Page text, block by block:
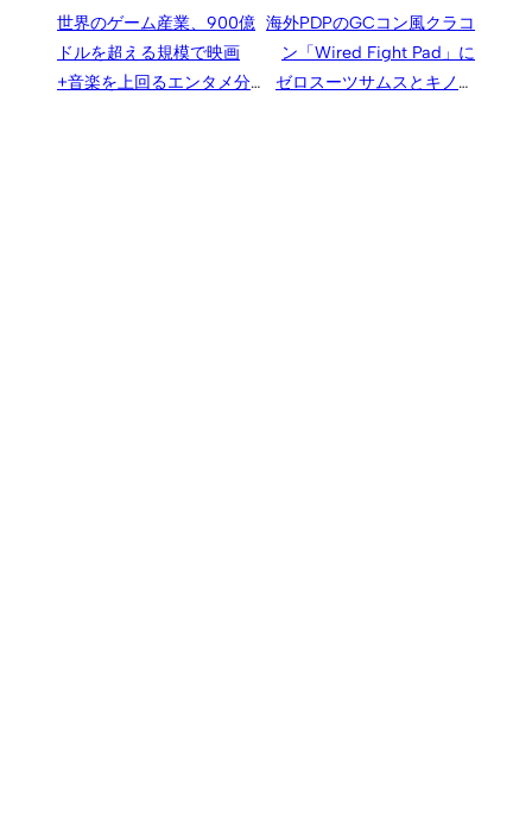
世界のゲーム産業、900億
ドルを超える規模で映画
+音楽を上回るエンタメ分
海外PDPのGCコン風クラコ
ン「Wired Fight Pad」に
ゼロスーツサムスとキノピ